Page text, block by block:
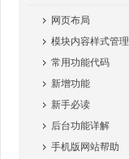
网页布局
模块内容样式管理
常用功能代码
新增功能
新手必读
后台功能详解
手机版网站帮助